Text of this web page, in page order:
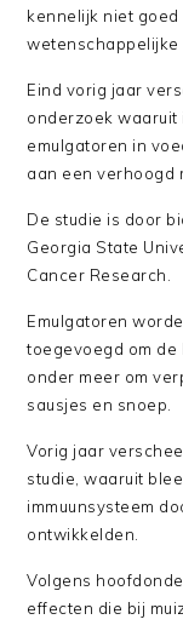
kennelijk niet
wetenschappelijke
Eind vorig jaar
onderzoek
emulgatoren in
aan een verhoogd
De studie is door
Georgia State
Cancer Research.
Emulgatoren
toegevoegd om
onder meer om
sausjes en snoep.
Vorig jaar
studie, waaruit
immuunsysteem
ontwikkelden.
Volgens
effecten die bij